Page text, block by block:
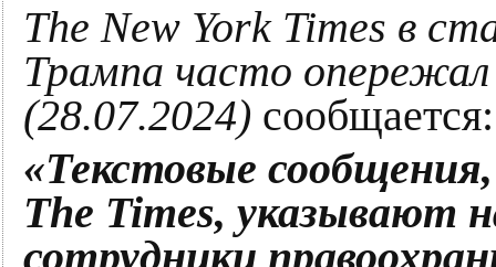
The New York Times в
Трампа часто
(28.07.2024) сообщается:
«Текстовые
The Times, указывают
сотрудники